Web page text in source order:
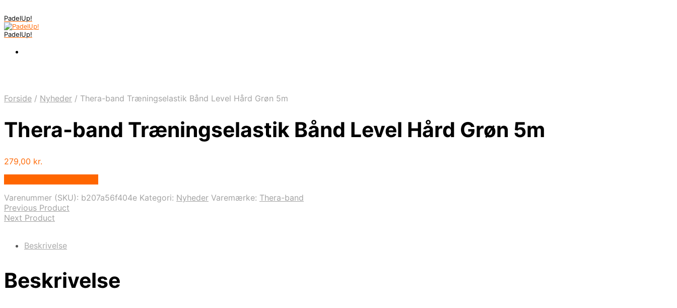
PadelUp!
PadelUp!
Forside / Nyheder / Thera-band Træningselastik Bånd Level Hård Grøn 5m
Thera-band Træningselastik Bånd Level Hård Grøn 5m
279,00 kr.
Varenummer (SKU): b207a56f404e Kategori: Nyheder Varemærke: Thera-band
Previous Product
Next Product
Beskrivelse
Beskrivelse